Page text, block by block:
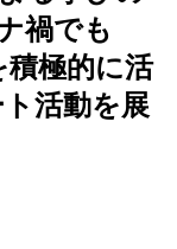
禍でも
積極的に活
活動を展